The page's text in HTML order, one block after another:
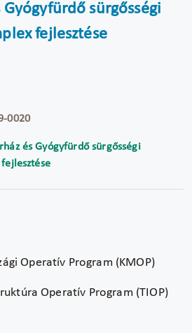
Gyógyfürdő sürgősségi
fejlesztése
0020
és Gyógyfürdő sürgősségi
Operatív Program (KMOP)
Operatív Program (TIOP)